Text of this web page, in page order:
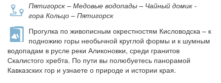
Пятигорск – Медовые водопады – Чайный домик -
гора Кольцо – Пятигорск
Прогулка по живописным окрестностям Кисловодска – к
подножию горы необычной круглой формы и к шумным
водопадам в русле реки Аликоновки, среди гранитов
Скалистого хребта. По пути вы полюбуетесь панорамой
Кавказских гор и узнаете о природе и истории края.